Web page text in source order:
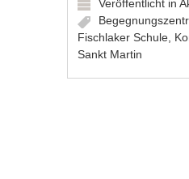
Veröffentlicht in
Fischlaker Schule,
Sankt Martin